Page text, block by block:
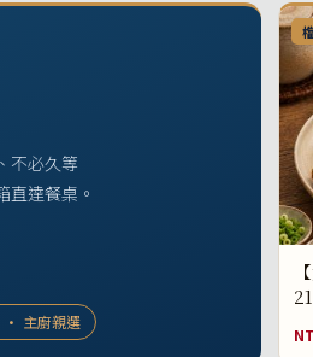
不必久等
直達餐桌。
· 主廚親選